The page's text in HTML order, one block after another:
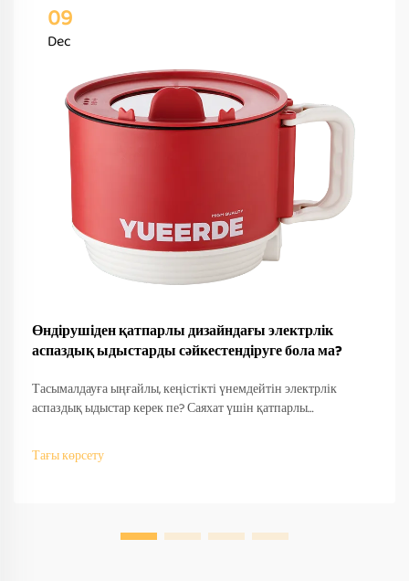
09
Dec
Өндірушіден қатпарлы дизайндағы электрлік
аспаздық ыдыстарды сәйкестендіруге бола ма?
Тасымалдауға ыңғайлы, кеңістікті үнемдейтін электрлік
аспаздық ыдыстар керек пе? Саяхат үшін қатпарлы
OEM/ODM қолдау, жылдам прототиптеу және халықаралық
сәйкестік. Бүгін-ақ сұраныс беріңіз.
Тағы көрсету